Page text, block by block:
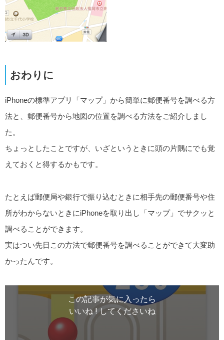
おわりに
iPhoneの標準アプリ「マップ」から簡単に郵便番号を調べる方
法と、郵便番号から地図の位置を調べる方法をご紹介しまし
た。
ちょっとしたことですが、いざというときに頭の片隅にでも覚
えておくと得するかもです。
たとえば郵便局や銀行で振り込むときに相手先の郵便番号や住
所がわからないときにiPhoneを取り出し「マップ」でサクッと
調べることができます。
実はつい先日この方法で郵便番号を調べることができて大変助
かったんです。
この記事が気に入ったら
いいね ! してくださいね